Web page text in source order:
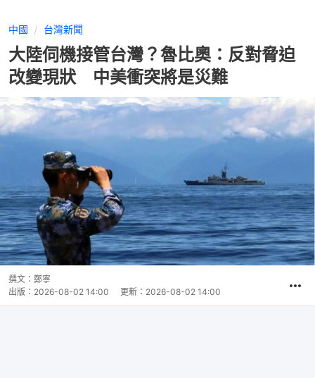
中國 台灣新聞
大陸伺機接管台灣？魯比奧：反對脅迫
改變現狀 中美衝突將是災難
撰文： 鄭寧
出版： 2026-08-02 14:00 更新： 2026-08-02 14:00